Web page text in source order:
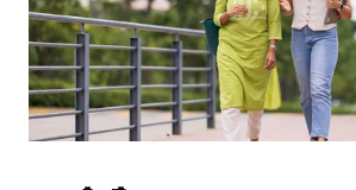
the
calendar.